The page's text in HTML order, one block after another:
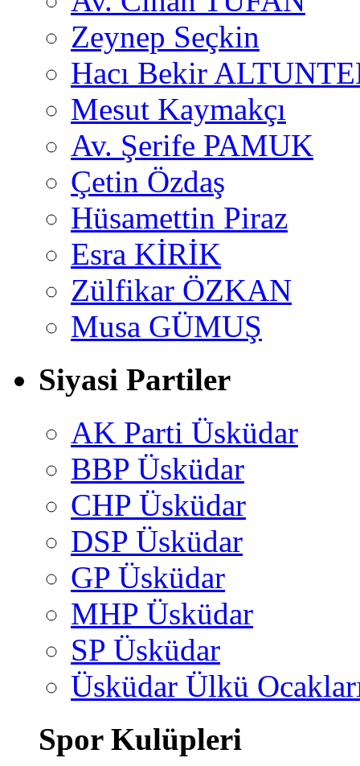
Zeynep Seçkin
Hacı Bekir
Mesut Kaymakçı
Av. Şerife PAMUK
Çetin Özdaş
Hüsamettin Piraz
Esra KİRİK
Zülfikar ÖZKAN
Musa GÜMUŞ
Siyasi Partiler
AK Parti Üsküdar
BBP Üsküdar
CHP Üsküdar
DSP Üsküdar
GP Üsküdar
MHP Üsküdar
SP Üsküdar
Üsküdar Ülkü
Spor Kulüpleri